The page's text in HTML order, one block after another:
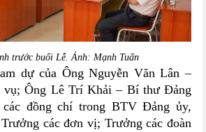
trước buổi Lễ. Ảnh: Mạnh Tuấn
dự của Ông Nguyễn Văn Lân –
vụ; Ông Lê Trí Khải – Bí thư Đảng
đồng chí trong BTV Đảng ủy,
các đơn vị; Trưởng các đoàn